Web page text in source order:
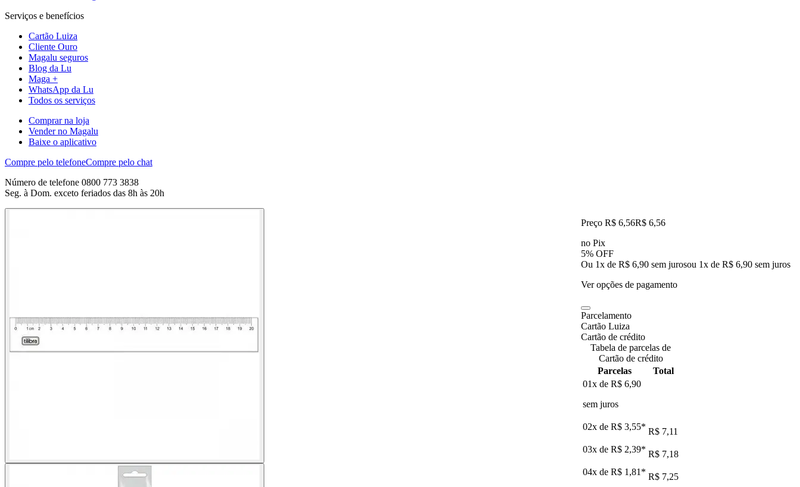
Serviços e benefícios
Cartão Luiza
Cliente Ouro
Magalu seguros
Blog da Lu
Maga +
WhatsApp da Lu
Todos os serviços
Comprar na loja
Vender no Magalu
Baixe o aplicativo
Compre pelo telefoneCompre pelo chat
Número de telefone 0800 773 3838
Seg. à Dom. exceto feriados das 8h às 20h
Preço R$ 6,56R$ 6,56
no Pix
5% OFF
Ou 1x de R$ 6,90 sem jurosou 1x de R$ 6,90 sem juros
Ver opções de pagamento
Parcelamento
Cartão Luiza
Cartão de crédito
Tabela de parcelas de
Cartão de crédito
Parcelas
Total
01x de R$ 6,90
sem juros
02x de R$ 3,55* R$ 7,11
03x de R$ 2,39* R$ 7,18
04x de R$ 1,81 * R$ 7,25